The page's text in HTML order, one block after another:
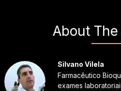
About
Silvano Vilela
Farmacêutico
exames